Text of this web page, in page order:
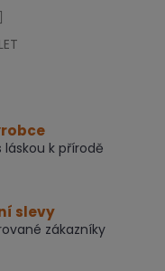
láskou k přírodě
slevy
zákazníky